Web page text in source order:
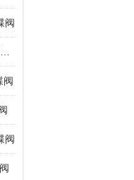
阀
阀
阀